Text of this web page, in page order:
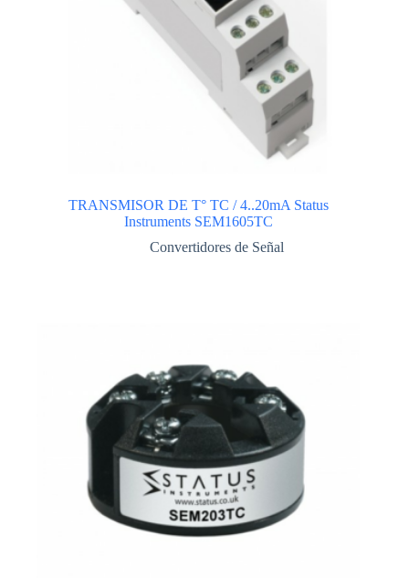
TRANSMISOR DE T° TC / 4..20mA Status
Instruments SEM1605TC
Convertidores de Señal